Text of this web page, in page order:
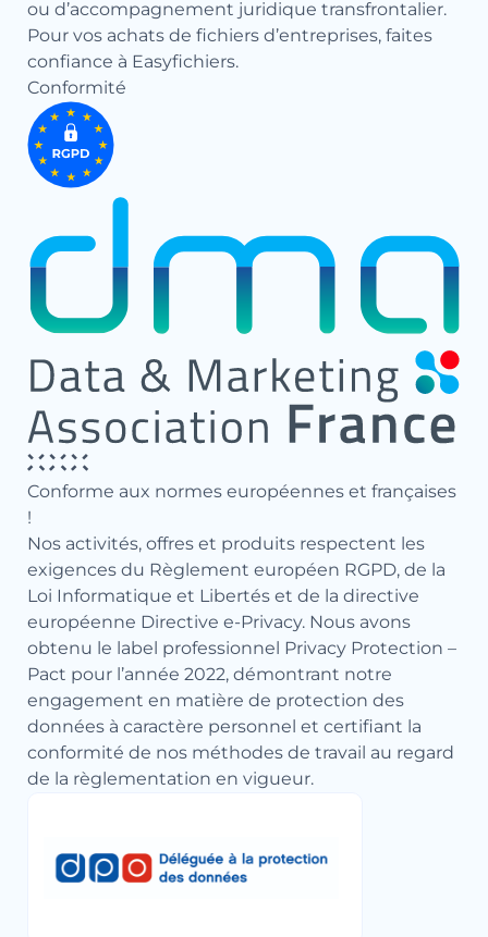
ou d’accompagnement juridique transfrontalier.
Pour vos achats de fichiers d’entreprises, faites
confiance à Easyfichiers.
Conformité
Conforme aux normes européennes et françaises
!
Nos activités, offres et produits respectent les
exigences du Règlement européen RGPD, de la
Loi Informatique et Libertés et de la directive
européenne Directive e-Privacy. Nous avons
obtenu le label professionnel Privacy Protection –
Pact pour l’année 2022, démontrant notre
engagement en matière de protection des
données à caractère personnel et certifiant la
conformité de nos méthodes de travail au regard
de la règlementation en vigueur.